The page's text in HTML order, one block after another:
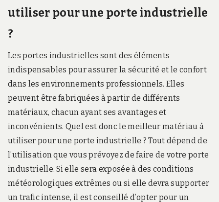
utiliser pour une porte industrielle
?
Les portes industrielles sont des éléments
indispensables pour assurer la sécurité et le confort
dans les environnements professionnels. Elles
peuvent être fabriquées à partir de différents
matériaux, chacun ayant ses avantages et
inconvénients. Quel est donc le meilleur matériau à
utiliser pour une porte industrielle ? Tout dépend de
l’utilisation que vous prévoyez de faire de votre porte
industrielle. Si elle sera exposée à des conditions
météorologiques extrêmes ou si elle devra supporter
un trafic intense, il est conseillé d’opter pour un